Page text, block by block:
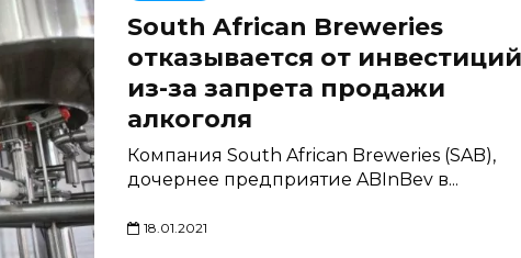
South African Breweries
отказывается от инвестиций
из-за запрета продажи
алкоголя
Компания South African Breweries (SAB),
дочернее предприятие ABInBev в...
18.01.2021